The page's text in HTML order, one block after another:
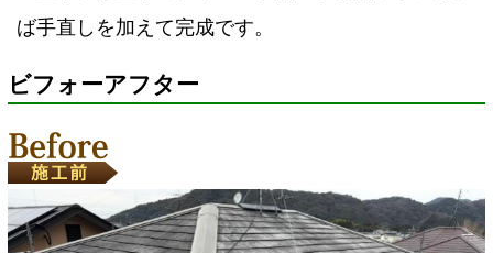
ば手直しを加えて完成です。
ビフォーアフター